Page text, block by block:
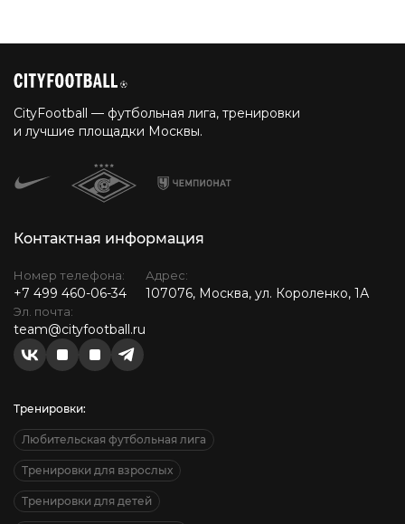
CityFootball — футбольная лига, тренировки
и лучшие площадки Москвы.
Контактная информация
Номер телефона:
+7 499 460-06-34
Эл. почта:
team@cityfootball.ru
Адрес:
107076, Москва, ул. Короленко, 1А
Тренировки:
Любительская футбольная лига
Тренировки для взрослых
Тренировки для детей